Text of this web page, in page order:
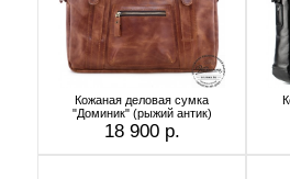
Кожаная деловая сумка
"Доминик" (рыжий антик)
18 900 р.